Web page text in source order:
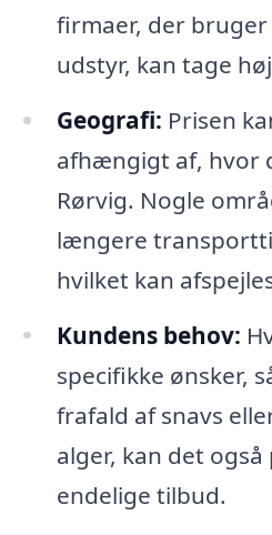
firmaer, der bruger
udstyr, kan tage
Geografi: Prisen
afhængigt af, hvor
Rørvig. Nogle
længere
hvilket kan
Kundens behov:
specifikke ønsker,
frafald af snavs
alger, kan det
endelige tilbud.